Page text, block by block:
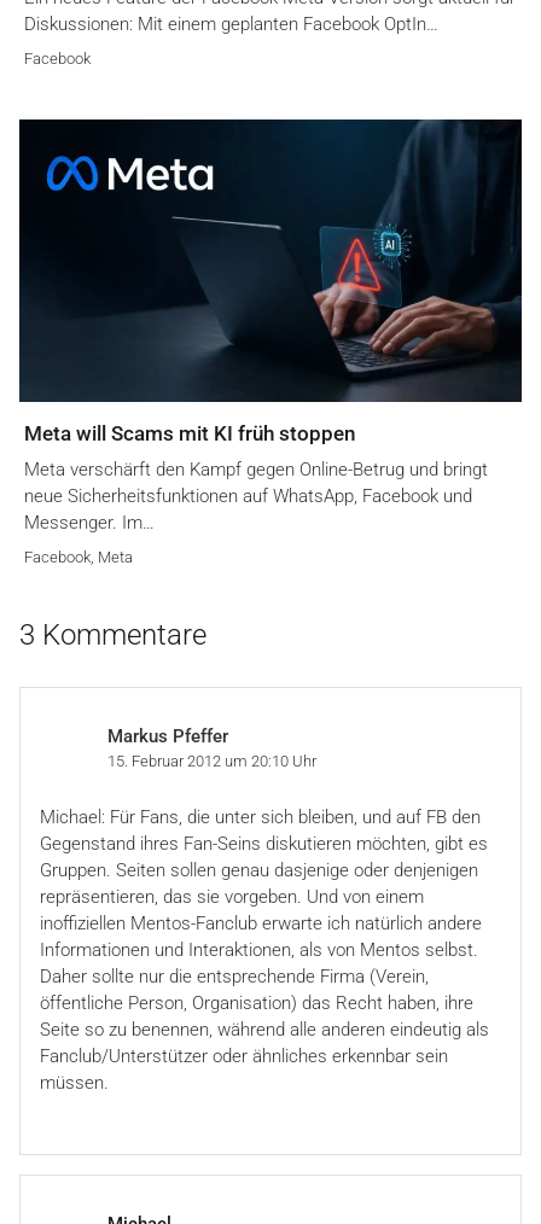
Diskussionen: Mit einem geplanten Facebook OptIn…
Facebook
Meta will Scams mit KI früh stoppen
Meta verschärft den Kampf gegen Online-Betrug und bringt
neue Sicherheitsfunktionen auf WhatsApp, Facebook und
Messenger. Im…
Facebook Meta
3 Kommentare
Markus Pfeffer
15. Februar 2012 um 20:10 Uhr
Michael: Für Fans, die unter sich bleiben, und auf FB den
Gegenstand ihres Fan-Seins diskutieren möchten, gibt es
Gruppen. Seiten sollen genau dasjenige oder denjenigen
repräsentieren, das sie vorgeben. Und von einem
inoffiziellen Mentos-Fanclub erwarte ich natürlich andere
Informationen und Interaktionen, als von Mentos selbst.
Daher sollte nur die entsprechende Firma (Verein,
öffentliche Person, Organisation) das Recht haben, ihre
Seite so zu benennen, während alle anderen eindeutig als
Fanclub/Unterstützer oder ähnliches erkennbar sein
müssen.